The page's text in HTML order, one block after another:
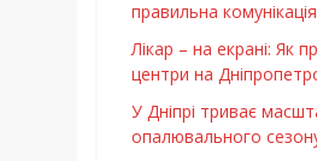
правильна комунікація
Лікар – на екрані: Як
центри на
У Дніпрі триває
опалювального